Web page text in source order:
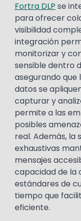
Text
Fortra DLP se
para ofrecer
visibilidad
integración
monitorizar y
sensible dentro
asegurando
datos se
capturar y
permite a las
posibles
real. Además, la
exhaustivas
mensajes
capacidad de la
estándares de
tiempo que
eficiente.